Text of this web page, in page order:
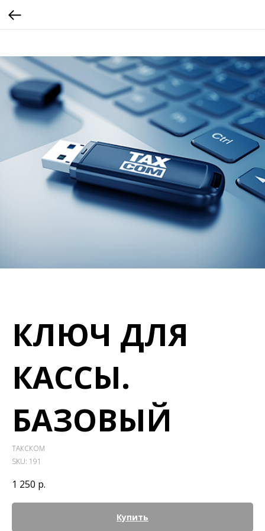
КЛЮЧ ДЛЯ
КАССЫ.
БАЗОВЫЙ
ТАКСКОМ
SKU: 191
1 250 р.
Купить